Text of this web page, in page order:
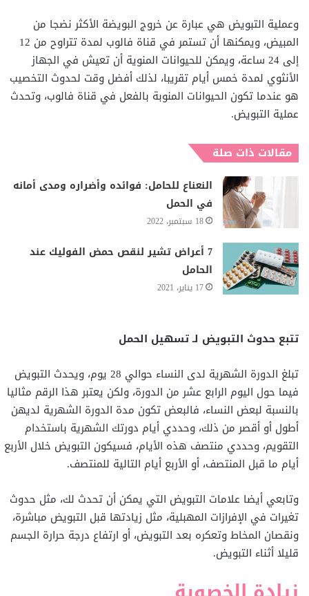
وعملية التبويض هي عبارة عن خروج البويضة الأكثر نضجا من
المبيض، ويمكنها أن تستمر في قناة فالوب لمدة تتراوح من 12
إلى 24 ساعة، ويمكن للحيوانات المنوية أن تعيش في الجهاز
الأنثوي لمدة خمس أيام تقريبا، لذلك أفضل وقت لحدوث التخصيب
هو عندما تكون الحيوانات المنوبة بالفعل في قناة فالوب، وتحدث
عملية التبويض.
مقالات ذات صلة
النعناع للحامل: فوائده وأضراره ومدى أمانه
في الحمل
18 سبتمبر، 2022
7 أعراض تشير لنقص حمض الفوليك عند
الحامل
17 يناير، 2021
تتبع حدوث التبويض لـ تسهيل الحمل
تبلغ الدورة الشهرية لدى النساء حوالي 28 يوم، ويحدث التبويض
فيما حول اليوم الرابع عشر من الدورة، ولكن يعتبر هذا الرقم مثاليا
بالنسبة لبعض النساء، فالبعض تكون مدة الدورة الشهرية لديهن
أطول أو أقصر من ذلك، وحددي أيام دورتك الشهرية باستخدام
التقويم، وحددي منتصف هذه الأيام، فسيكون التبويض خلال الأربع
أيام ما قبل المنتصف، أو الأربع أيام التالية للمنتصف.
وتابعي أيضا علامات التبويض التي يمكن أن تحدث لك، مثل حدوث
تغيرات في الإفرازات المهبلية، مثل زيادتها قبل التبويض مباشرة،
ونقصان المخاط وتعكره بعد التبويض، أو ارتفاع درجة حرارة الجسم
قليلا أثناء التبويض.